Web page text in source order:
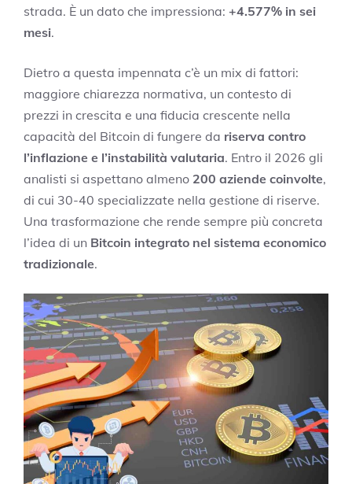
strada. È un dato che impressiona: +4.577% in sei
mesi.
Dietro a questa impennata c’è un mix di fattori:
maggiore chiarezza normativa, un contesto di
prezzi in crescita e una fiducia crescente nella
capacità del Bitcoin di fungere da riserva contro
l’inflazione e l’instabilità valutaria. Entro il 2026 gli
analisti si aspettano almeno 200 aziende coinvolte,
di cui 30-40 specializzate nella gestione di riserve.
Una trasformazione che rende sempre più concreta
l’idea di un Bitcoin integrato nel sistema economico
tradizionale.